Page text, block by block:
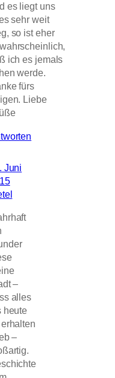
es liegt uns
sehr weit
so ist eher
ich es jemals
werde.
fürs
Liebe
Juni
–
alles
heute
–